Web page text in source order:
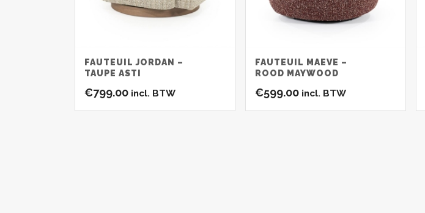
FAUTEUIL JORDAN –
TAUPE ASTI
€799.00 incl. BTW
FAUTEUIL MAEVE –
ROOD MAYWOOD
€599.00 incl. BTW